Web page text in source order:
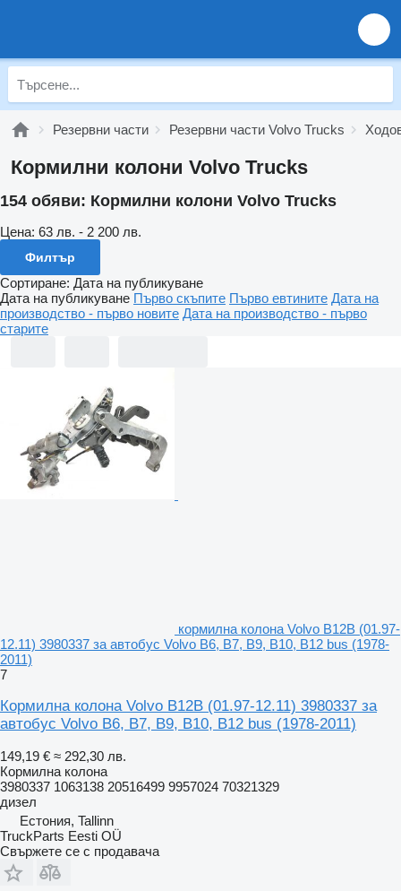
Резервни части Резервни части Volvo Trucks
Кормилни колони Volvo Trucks
154 обяви: Кормилни колони Volvo Trucks
Цена: 63 лв. - 2 200 лв.
Филтър
Сортиране: Дата на публикуване
Дата на публикуване Първо скъпите Първо евтините Дата на
производство - първо новите Дата на производство - първо
старите
кормилна колона Volvo B12B (01.97-
12.11) 3980337 за автобус Volvo B6, B7, B9, B10, B12 bus (1978-
2011)
7
Кормилна колона Volvo B12B (01.97-12.11) 3980337 за
автобус Volvo B6, B7, B9, B10, B12 bus (1978-2011)
149,19 € ≈ 292,30 лв.
Кормилна колона
3980337 1063138 20516499 9957024 70321329
дизел
Естония, Tallinn
TruckParts Eesti OÜ
Свържете се с продавача